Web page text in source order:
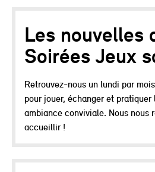
Les nouvelles
Soirées Jeux
Retrouvez-nous un lundi par
pour jouer, échanger et
ambiance conviviale. Nous nous
accueillir !